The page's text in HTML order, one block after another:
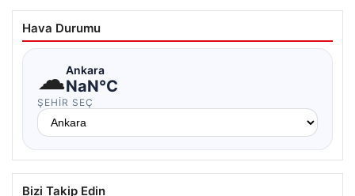
Hava Durumu
☁Ankara
NaN°C
ŞEHIR SEÇ
Bizi Takip Edin